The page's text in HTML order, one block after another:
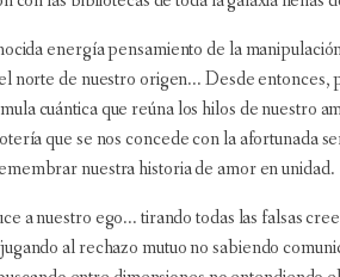
energía pensamiento de la
norte de nuestro origen... Desde
cuántica que reúna los hilos de nuestro
que se nos concede con la afortunada
nuestra historia de amor en unidad.
nuestro ego... tirando todas las falsas
al rechazo mutuo no sabiendo